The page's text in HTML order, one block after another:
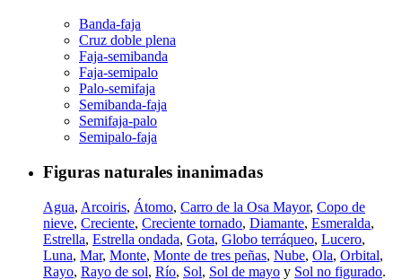
Banda-faja
Cruz doble plena
Faja-semibanda
Faja-semipalo
Palo-semifaja
Semibanda-faja
Semifaja-palo
Semipalo-faja
Figuras naturales inanimadas
Agua, Arcoiris, Átomo, Carro de la Osa Mayor, Copo de
nieve, Creciente, Creciente tornado, Diamante, Esmeralda,
Estrella, Estrella ondada, Gota, Globo terráqueo, Lucero,
Luna, Mar, Monte, Monte de tres peñas, Nube, Ola, Orbital,
Rayo, Rayo de sol, Río, Sol, Sol de mayo y Sol no figurado.